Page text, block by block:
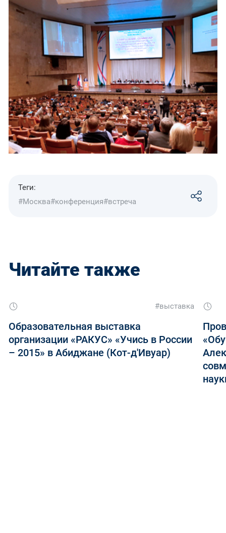
Теги:
#Москва#конференция#встреча
Читайте также
#выставка
Образовательная выставка
организации «РАКУС» «Учись в России
– 2015» в Абиджане (Кот-д'Ивуар)